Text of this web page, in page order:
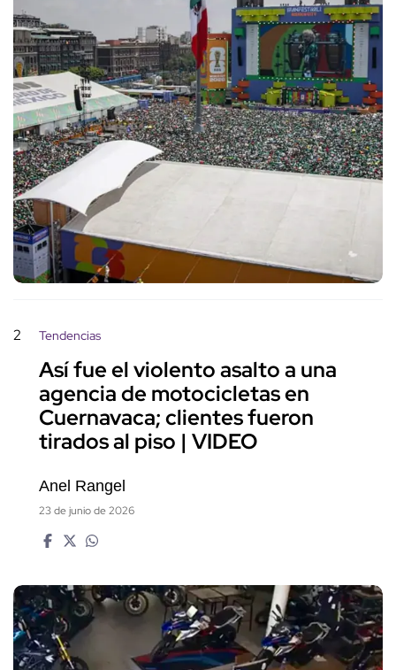
2 Tendencias
Así fue el violento asalto a una
agencia de motocicletas en
Cuernavaca; clientes fueron
tirados al piso | VIDEO
Anel Rangel
23 de junio de 2026